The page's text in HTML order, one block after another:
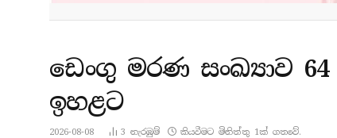
ඩෙංගු මරණ සංඛ්‍යාව
ඉහළට
2026-08-08 3 නැරඹු​ම් කියවීමට මිනිත්තු 1ක් ගතවේ.